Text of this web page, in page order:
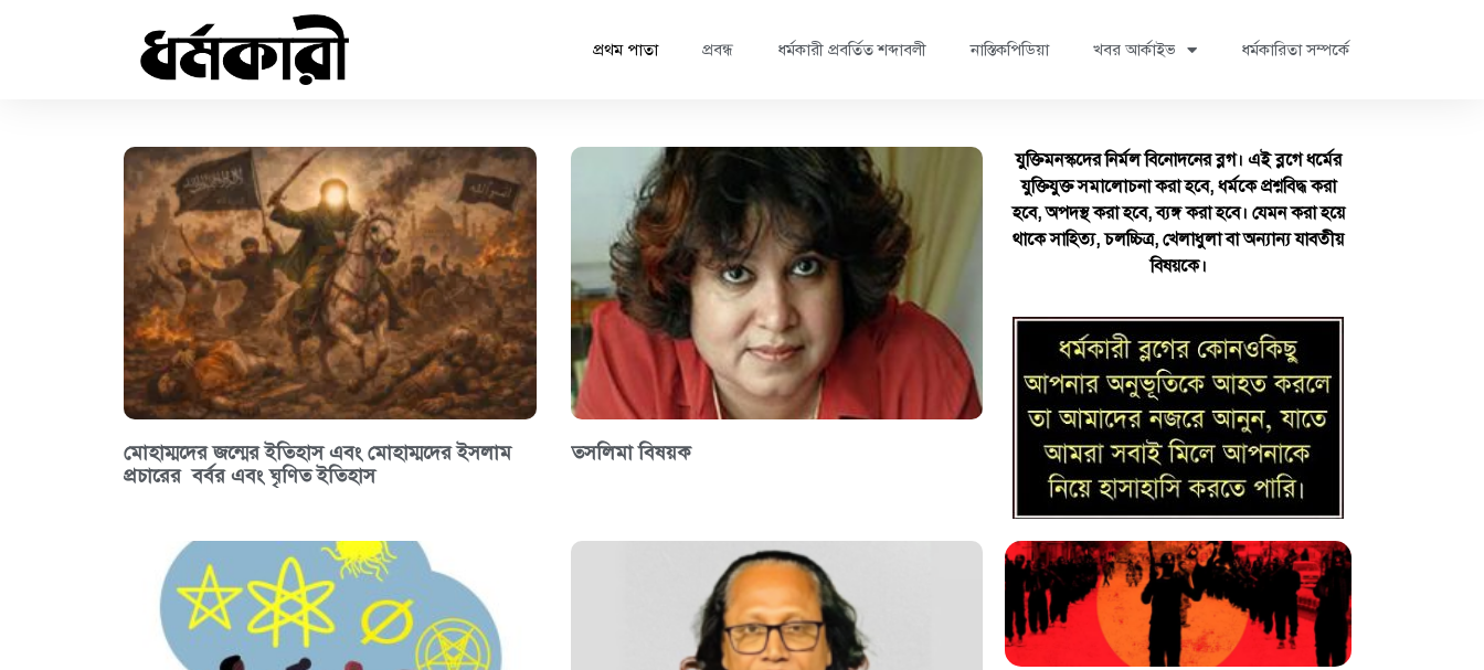
প্রথম পাতা প্রবন্ধ ধর্মকারী প্রবর্তিত শব্দাবলী নাস্তিকপিডিয়া খবর আর্কাইভ ধর্মকারিতা সম্পর্কে
মোহাম্মদের জন্মের ইতিহাস এবং মোহাম্মদের ইসলাম
প্রচারের বর্বর এবং ঘৃণিত ইতিহাস
তসলিমা বিষয়ক
যুক্তিমনস্কদের নির্মল বিনোদনের ব্লগ। এই ব্লগে ধর্মের
যুক্তিযুক্ত সমালোচনা করা হবে, ধর্মকে প্রশ্নবিদ্ধ করা
হবে, অপদস্থ করা হবে, ব্যঙ্গ করা হবে। যেমন করা হয়ে
থাকে সাহিত্য, চলচ্চিত্র, খেলাধুলা বা অন্যান্য যাবতীয়
বিষয়কে।